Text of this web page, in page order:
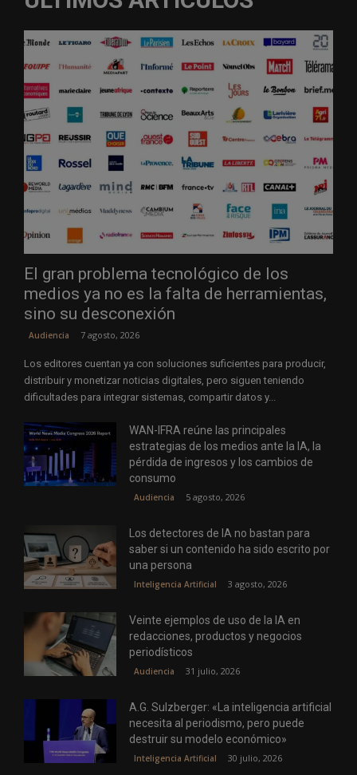
El gran problema tecnológico de los
medios ya no es la falta de herramientas,
sino su desconexión
Audiencia 7 agosto, 2026
Los editores cuentan ya con soluciones suficientes para producir,
distribuir y monetizar noticias digitales, pero siguen teniendo
dificultades para integrar sistemas, compartir datos y...
WAN-IFRA reúne las principales
estrategias de los medios ante la IA, la
pérdida de ingresos y los cambios de
consumo
Audiencia 5 agosto, 2026
Los detectores de IA no bastan para
saber si un contenido ha sido escrito por
una persona
Inteligencia Artificial 3 agosto, 2026
Veinte ejemplos de uso de la IA en
redacciones, productos y negocios
periodísticos
Audiencia 31 julio, 2026
A.G. Sulzberger: «La inteligencia artificial
necesita al periodismo, pero puede
destruir su modelo económico»
Inteligencia Artificial 30 julio, 2026